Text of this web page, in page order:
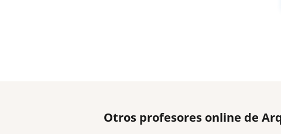
Otros profesores online de